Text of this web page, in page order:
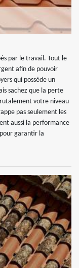
par le travail. Tout le
afin de pouvoir
qui possède un
sachez que la perte
votre niveau
pas seulement les
aussi la performance
garantir la